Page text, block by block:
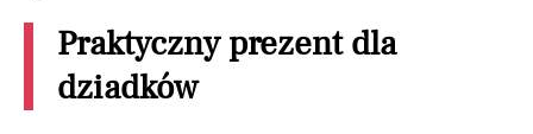
Praktyczny prezent dla
dziadków